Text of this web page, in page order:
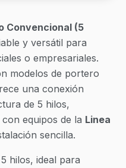
Convencional (5
y versátil para
o empresariales.
modelos de portero
una conexión
de 5 hilos,
equipos de la Linea
sencilla.
hilos, ideal para